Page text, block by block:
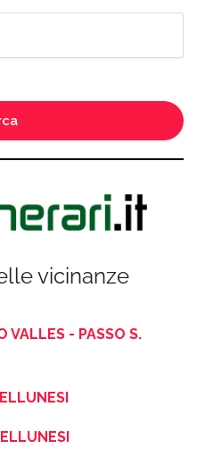
vicinanze
VALLES - PASSO S.